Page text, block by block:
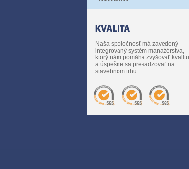
Naša spoločnosť má zavedený
integrovaný systém manažérstva,
ktorý nám pomáha zvyšovať kvalitu
a úspešne sa presadzovať na
stavebnom trhu.